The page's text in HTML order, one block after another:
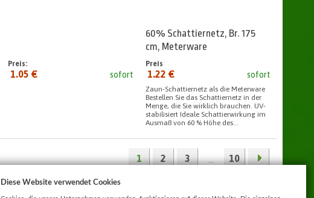
sofort
Preis:
1.05 €
60% Schattiernetz, Br. 175
cm, Meterware
sofort
Preis
seit:
1.22 €
Zaun-Schattiernetz als die Meterware
Bestellen Sie das Schattiernetz in der
Menge, die Sie wirklich brauchen. UV-
stabilisiert Ideale Schattierwirkung im
Ausmaß von 60 % Höhe des...
1 2 3 ... 10
Diese Website verwendet Cookies